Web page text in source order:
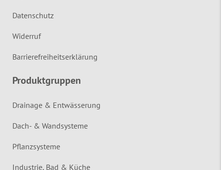
Datenschutz
Widerruf
Barrierefreiheitserklärung
Produktgruppen
Drainage & Entwässerung
Dach- & Wandsysteme
Pflanzsysteme
Industrie, Bad & Küche